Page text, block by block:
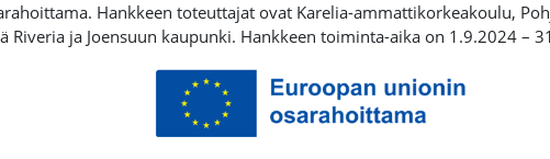
Hankkeen toteuttajat ovat Karelia-ammattikorkeakoulu,
Riveria ja Joensuun kaupunki. Hankkeen toiminta-aika on 1.9.2024 –